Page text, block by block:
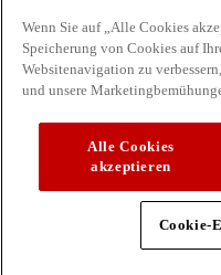
Gewürze
Intense
Pasta & Pizza
Youtube
Copyright © 2026
Rights Reserved
Datenschutzrichtlinie
Cookie-Richtlinie
Wenn Sie auf „Alle Cookies
Speicherung von Cookies auf
Websitenavigation zu
und unsere
Alle Cookies
akzeptieren
Cookie-